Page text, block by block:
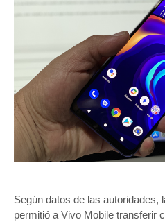
Según datos de las autoridades,
permitió a Vivo Mobile transferir